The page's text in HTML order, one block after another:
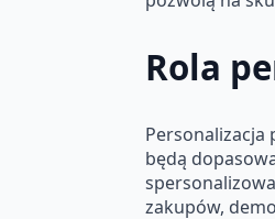
Rola
będą
zakupów,